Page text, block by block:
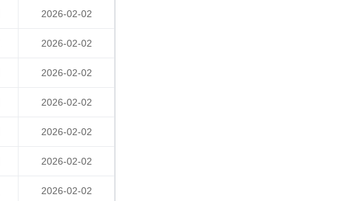
2026-02-02
2026-02-02
2026-02-02
2026-02-02
2026-02-02
2026-02-02
2026-02-02